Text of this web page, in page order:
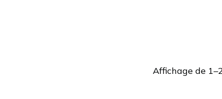
Affichage de